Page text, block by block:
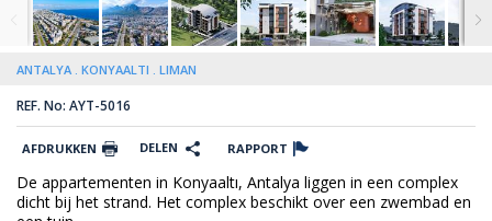
ANTALYA KONYAALTI LIMAN
REF. No: AYT-5016
AFDRUKKEN DELEN RAPPORT
De appartementen in Konyaaltı, Antalya liggen in een complex
dicht bij het strand. Het complex beschikt over een zwembad en